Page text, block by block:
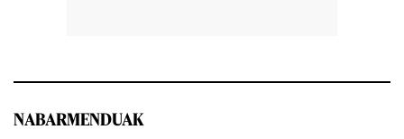
NABARMENDUAK